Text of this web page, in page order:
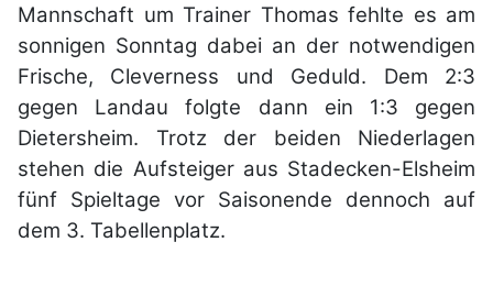
Mannschaft um Trainer Thomas fehlte es am
sonnigen Sonntag dabei an der notwendigen
Frische, Cleverness und Geduld. Dem 2:3
gegen Landau folgte dann ein 1:3 gegen
Dietersheim. Trotz der beiden Niederlagen
stehen die Aufsteiger aus Stadecken-Elsheim
fünf Spieltage vor Saisonende dennoch auf
dem 3. Tabellenplatz.